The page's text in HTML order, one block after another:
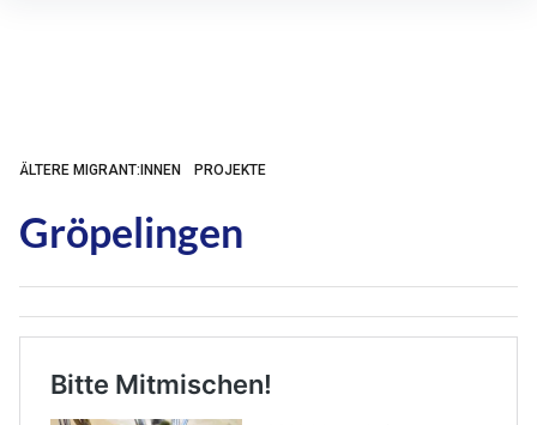
ÄLTERE MIGRANT:INNEN PROJEKTE
Gröpelingen